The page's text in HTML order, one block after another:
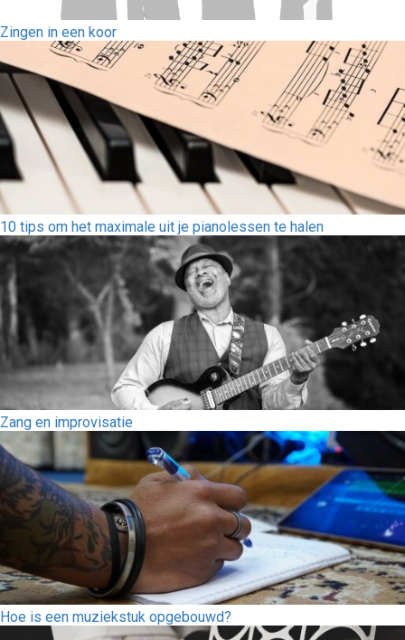
Zingen in een koor
10 tips om het maximale uit je pianolessen te halen
Zang en improvisatie
Hoe is een muziekstuk opgebouwd?